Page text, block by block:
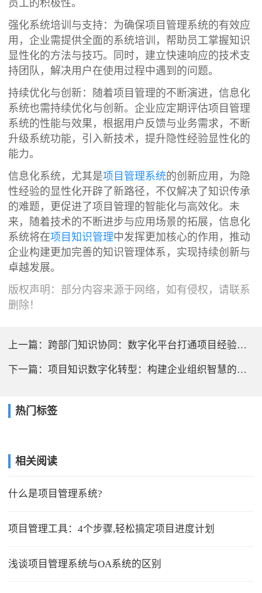
员工的积极性。
强化系统培训与支持：为确保项目管理系统的有效应
用，企业需提供全面的系统培训，帮助员工掌握知识
显性化的方法与技巧。同时，建立快速响应的技术支
持团队，解决用户在使用过程中遇到的问题。
持续优化与创新：随着项目管理的不断演进，信息化
系统也需持续优化与创新。企业应定期评估项目管理
系统的性能与效果，根据用户反馈与业务需求，不断
升级系统功能，引入新技术，提升隐性经验显性化的
能力。
信息化系统，尤其是项目管理系统的创新应用，为隐
性经验的显性化开辟了新路径，不仅解决了知识传承
的难题，更促进了项目管理的智能化与高效化。未
来，随着技术的不断进步与应用场景的拓展，信息化
系统将在项目知识管理中发挥更加核心的作用，推动
企业构建更加完善的知识管理体系，实现持续创新与
卓越发展。
版权声明：部分内容来源于网络，如有侵权，请联系
删除！
上一篇： 跨部门知识协同：数字化平台打通项目经验共享“最后一公里”
下一篇：项目知识数字化转型：构建企业组织智慧的关键基础设施
热门标签
相关阅读
什么是项目管理系统?
项目管理工具：4个步骤,轻松搞定项目进度计划
浅谈项目管理系统与OA系统的区别